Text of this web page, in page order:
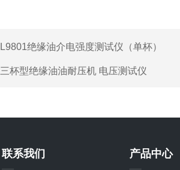
L9801绝缘油介电强度测试仪（单杯）
三杯型绝缘油油耐压机 电压测试仪
联系我们 产品中心